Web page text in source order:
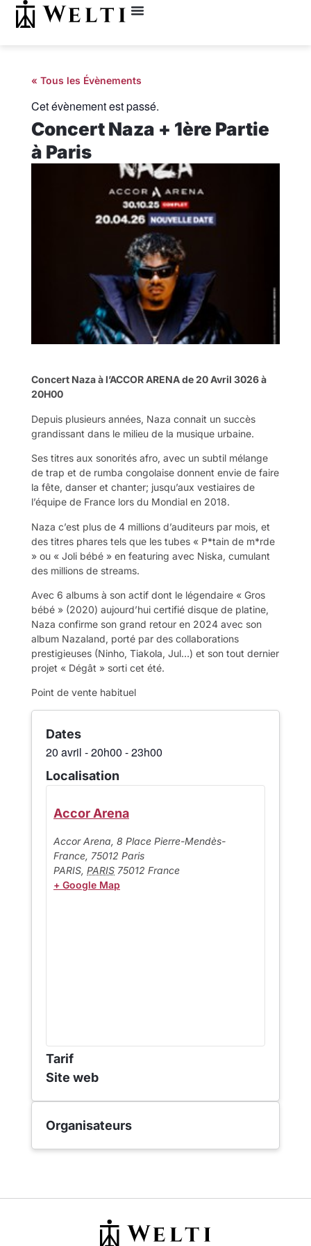
« Tous les Évènements
Cet évènement est passé.
Concert Naza + 1ère Partie
à Paris
Concert Naza à l’ACCOR ARENA de 20 Avril 3026 à
20H00
Depuis plusieurs années, Naza connait un succès
grandissant dans le milieu de la musique urbaine.
Ses titres aux sonorités afro, avec un subtil mélange
de trap et de rumba congolaise donnent envie de faire
la fête, danser et chanter; jusqu’aux vestiaires de
l’équipe de France lors du Mondial en 2018.
Naza c’est plus de 4 millions d’auditeurs par mois, et
des titres phares tels que les tubes « P*tain de m*rde
» ou « Joli bébé » en featuring avec Niska, cumulant
des millions de streams.
Avec 6 albums à son actif dont le légendaire « Gros
bébé » (2020) aujourd’hui certifié disque de platine,
Naza confirme son grand retour en 2024 avec son
album Nazaland, porté par des collaborations
prestigieuses (Ninho, Tiakola, Jul…) et son tout dernier
projet « Dégât » sorti cet été.
Point de vente habituel
Dates
20 avril -20h00 -23h00
Localisation
Accor Arena
Accor Arena, 8 Place Pierre-Mendès-
France, 75012 Paris
PARIS, PARIS 75012 France
+ Google Map
Tarif
Site web
Organisateurs